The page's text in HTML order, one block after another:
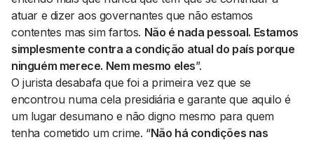
atuar e dizer aos governantes que não estamos
contentes mas sim fartos. Não é nada pessoal. Estamos
simplesmente contra a condição atual do país porque
ninguém merece. Nem mesmo eles”.
O jurista desabafa que foi a primeira vez que se
encontrou numa cela presidiária e garante que aquilo é
um lugar desumano e não digno mesmo para quem
tenha cometido um crime. “Não há condições nas